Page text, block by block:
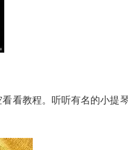
看教程。听听有名的小提